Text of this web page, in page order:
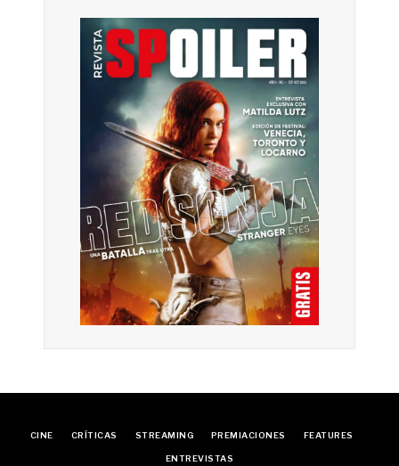
CINE CRÍTICAS STREAMING PREMIACIONES FEATURES
ENTREVISTAS